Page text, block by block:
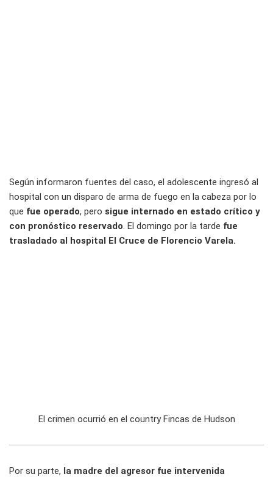
Según informaron fuentes del caso, el adolescente ingresó al
hospital con un disparo de arma de fuego en la cabeza por lo
que fue operado, pero sigue internado en estado crítico y
con pronóstico reservado. El domingo por la tarde fue
trasladado al hospital El Cruce de Florencio Varela.
El crimen ocurrió en el country Fincas de Hudson
Por su parte, la madre del agresor fue intervenida